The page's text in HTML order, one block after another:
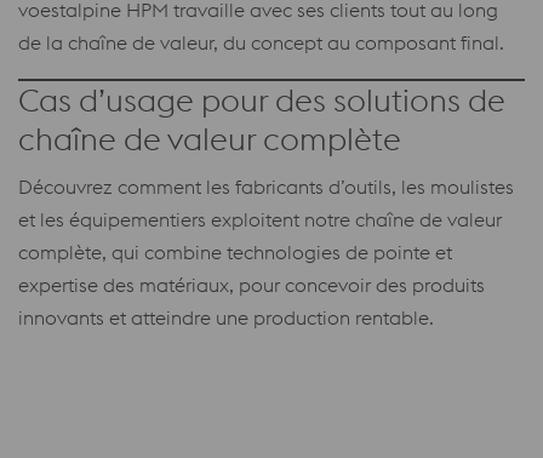
voestalpine HPM travaille avec ses clients tout au long
de la chaîne de valeur, du concept au composant final.
Cas d’usage pour des solutions de
chaîne de valeur complète
Découvrez comment les fabricants d’outils, les moulistes
et les équipementiers exploitent notre chaîne de valeur
complète, qui combine technologies de pointe et
expertise des matériaux, pour concevoir des produits
innovants et atteindre une production rentable.